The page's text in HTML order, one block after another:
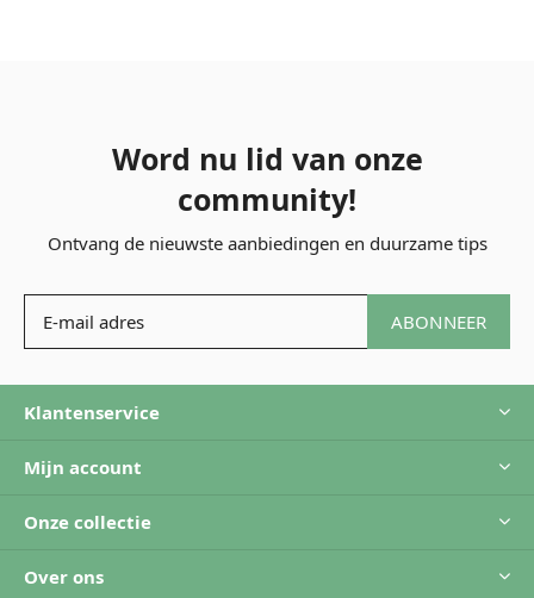
Word nu lid van onze
community!
Ontvang de nieuwste aanbiedingen en duurzame tips
ABONNEER
Klantenservice
Mijn account
Onze collectie
Over ons